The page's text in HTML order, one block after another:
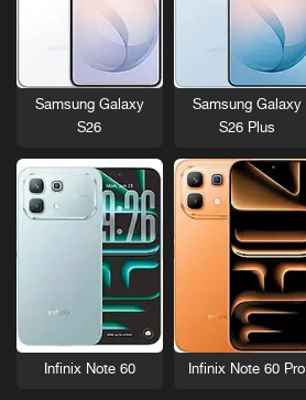
Samsung Galaxy
S26 Plus
Samsung Galaxy
S26
Infinix Note 60 Pro
Infinix Note 60